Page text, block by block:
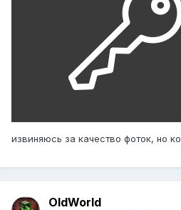
извиняюсь за качество фоток, но
OldWorld